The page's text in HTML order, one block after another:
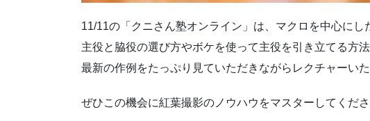
11/11の「クニさん塾オンライン」は、マクロを中心にし
主役と脇役の選び方やボケを使って主役を引き立てる方法
最新の作例をたっぷり見ていただきながらレクチャーいた
ぜひこの機会に紅葉撮影のノウハウをマスターしてくださ